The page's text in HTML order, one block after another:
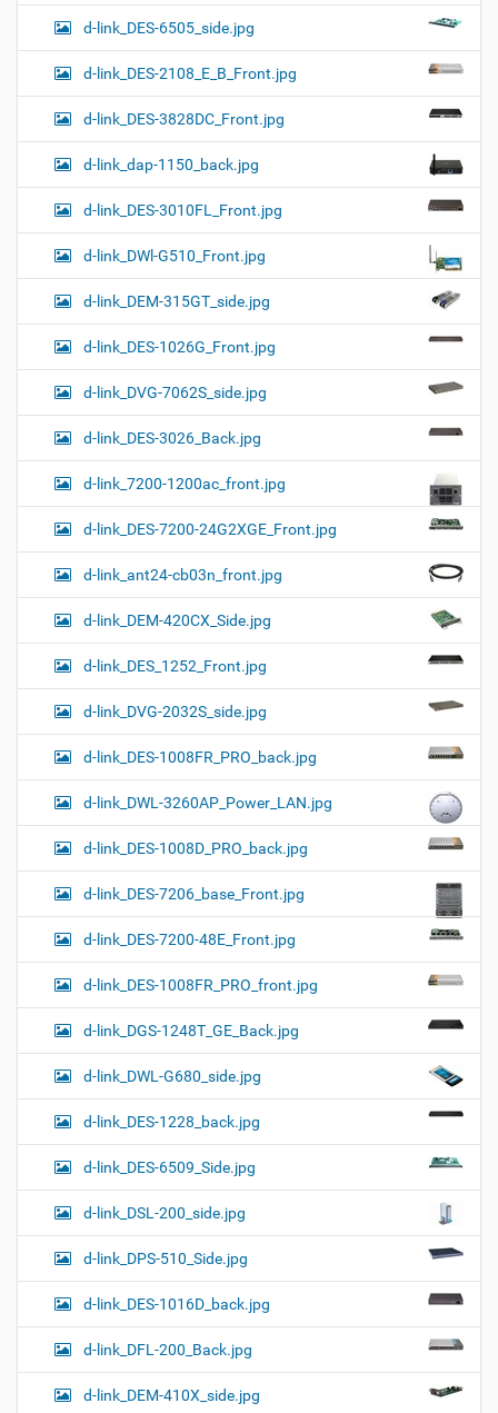
d-link_DES-6505_side.jpg
d-link_DES-2108_E_B_Front.jpg
d-link_DES-3828DC_Front.jpg
d-link_dap-1150_back.jpg
d-link_DES-3010FL_Front.jpg
d-link_DWl-G510_Front.jpg
d-link_DEM-315GT_side.jpg
d-link_DES-1026G_Front.jpg
d-link_DVG-7062S_side.jpg
d-link_DES-3026_Back.jpg
d-link_7200-1200ac_front.jpg
d-link_DES-7200-24G2XGE_Front.jpg
d-link_ant24-cb03n_front.jpg
d-link_DEM-420CX_Side.jpg
d-link_DES_1252_Front.jpg
d-link_DVG-2032S_side.jpg
d-link_DES-1008FR_PRO_back.jpg
d-link_DWL-3260AP_Power_LAN.jpg
d-link_DES-1008D_PRO_back.jpg
d-link_DES-7206_base_Front.jpg
d-link_DES-7200-48E_Front.jpg
d-link_DES-1008FR_PRO_front.jpg
d-link_DGS-1248T_GE_Back.jpg
d-link_DWL-G680_side.jpg
d-link_DES-1228_back.jpg
d-link_DES-6509_Side.jpg
d-link_DSL-200_side.jpg
d-link_DPS-510_Side.jpg
d-link_DES-1016D_back.jpg
d-link_DFL-200_Back.jpg
d-link_DEM-410X_side.jpg